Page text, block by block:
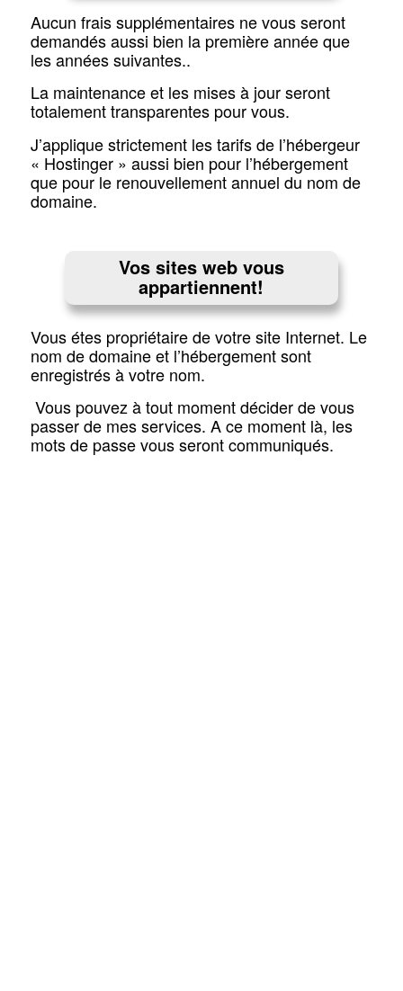
Aucun frais supplémentaires ne vous seront
demandés aussi bien la première année que
les années suivantes..
La maintenance et les mises à jour seront
totalement transparentes pour vous.
J’applique strictement les tarifs de l’hébergeur
« Hostinger » aussi bien pour l’hébergement
que pour le renouvellement annuel du nom de
domaine.
Vos sites web vous
appartiennent!
Vous étes propriétaire de votre site Internet. Le
nom de domaine et l’hébergement sont
enregistrés à votre nom.
Vous pouvez à tout moment décider de vous
passer de mes services. A ce moment là, les
mots de passe vous seront communiqués.